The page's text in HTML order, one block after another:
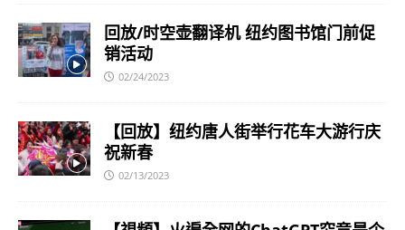
回放/时空壶翻译机 纽约图书馆门前促
销活动
02/24/2023
【回放】纽约唐人街举行花车大游行庆
祝新春
02/13/2023